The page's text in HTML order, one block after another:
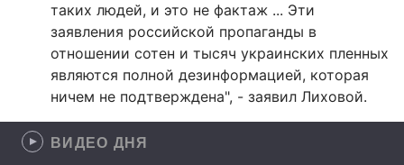
таких людей, и это не фактаж ... Эти
заявления российской пропаганды в
отношении сотен и тысяч украинских пленных
являются полной дезинформацией, которая
ничем не подтверждена", - заявил Лиховой.
ВИДЕО ДНЯ